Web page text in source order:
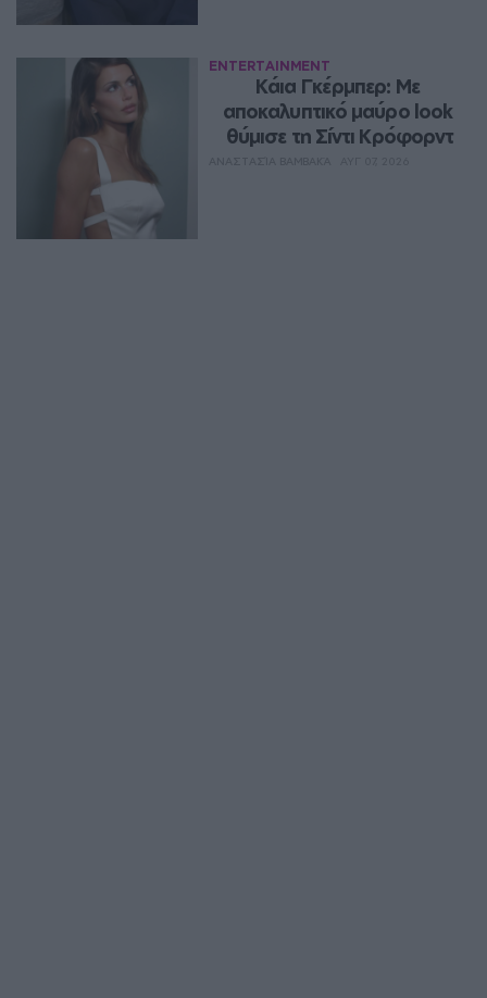
ENTERTAINMENT
Κάια Γκέρμπερ: Με
αποκαλυπτικό μαύρο look
θύμισε τη Σίντι Κρόφορντ